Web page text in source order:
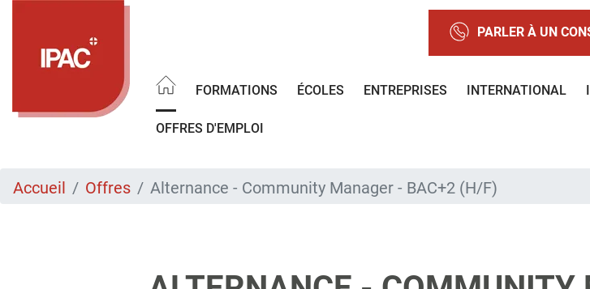
PARLER À UN
FORMATIONS ÉCOLES ENTREPRISES INTERNATIONAL
OFFRES D'EMPLOI
Accueil Offres Alternance - Community Manager - BAC+2 (H/F)